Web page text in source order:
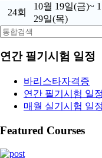
24회
10월 19일(금)~
29일(목)
연간 필기시험 일정
바리스타자격증
연간 필기시험 일정
매월 실기시험 일정
Featured Courses